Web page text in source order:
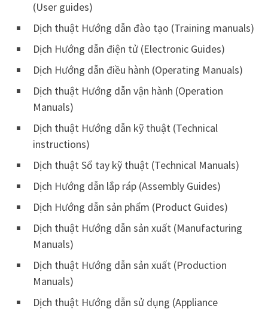
(User guides)
Dịch thuật Hướng dẫn đào tạo (Training manuals)
Dịch Hướng dẫn điện tử (Electronic Guides)
Dịch Hướng dẫn điều hành (Operating Manuals)
Dịch thuật Hướng dẫn vận hành (Operation
Manuals)
Dịch thuật Hướng dẫn kỹ thuật (Technical
instructions)
Dịch thuật Sổ tay kỹ thuật (Technical Manuals)
Dịch Hướng dẫn lắp ráp (Assembly Guides)
Dịch Hướng dẫn sản phẩm (Product Guides)
Dịch thuật Hướng dẫn sản xuất (Manufacturing
Manuals)
Dịch thuật Hướng dẫn sản xuất (Production
Manuals)
Dịch thuật Hướng dẫn sử dụng (Appliance